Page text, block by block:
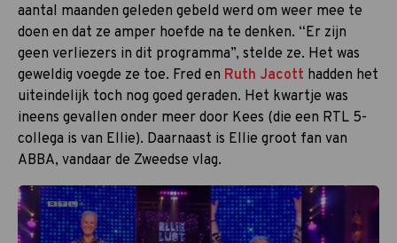
aantal maanden geleden gebeld werd om weer mee te
doen en dat ze amper hoefde na te denken. “Er zijn
geen verliezers in dit programma”, stelde ze. Het was
geweldig voegde ze toe. Fred en Ruth Jacott hadden het
uiteindelijk toch nog goed geraden. Het kwartje was
ineens gevallen onder meer door Kees (die een RTL 5-
collega is van Ellie). Daarnaast is Ellie groot fan van
ABBA, vandaar de Zweedse vlag.